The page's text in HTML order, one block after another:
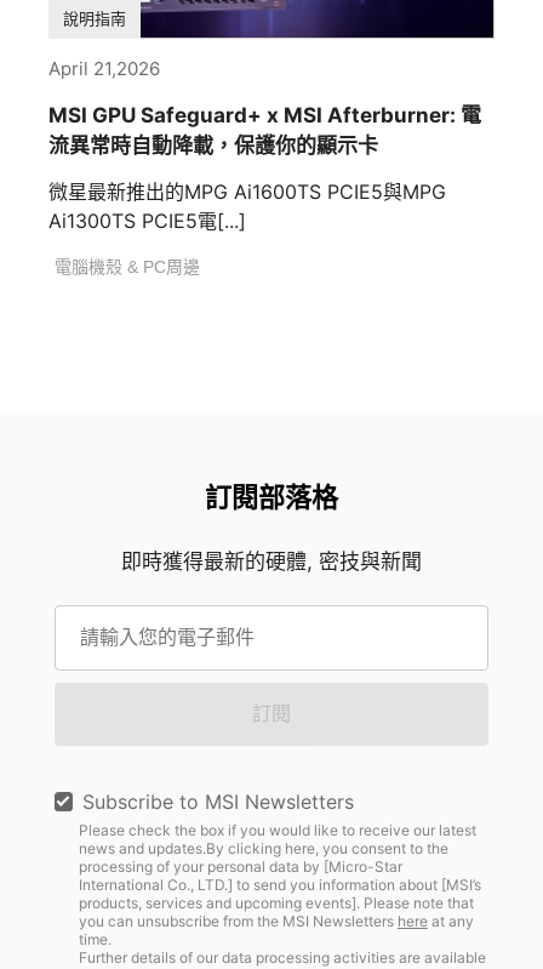
說明指南
April 21,2026
MSI GPU Safeguard+ x MSI Afterburner: 電
流異常時自動降載，保護你的顯示卡
微星最新推出的MPG Ai1600TS PCIE5與MPG
Ai1300TS PCIE5電[...]
電腦機殼 & PC周邊
訂閱部落格
即時獲得最新的硬體, 密技與新聞
訂閱
Subscribe to MSI Newsletters
Please check the box if you would like to receive our latest
news and updates.By clicking here, you consent to the
processing of your personal data by [Micro-Star
International Co., LTD.] to send you information about [MSI’s
products, services and upcoming events]. Please note that
you can unsubscribe from the MSI Newsletters hereat any
time.
Further details of our data processing activities are available